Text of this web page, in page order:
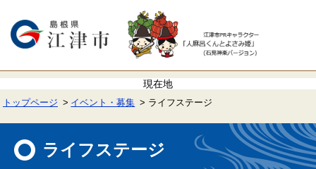
で
ば
本トップページ イベント・募集 ライフステージ
ライフステージ